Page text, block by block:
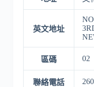
英文地址
區碼 02
聯絡電話